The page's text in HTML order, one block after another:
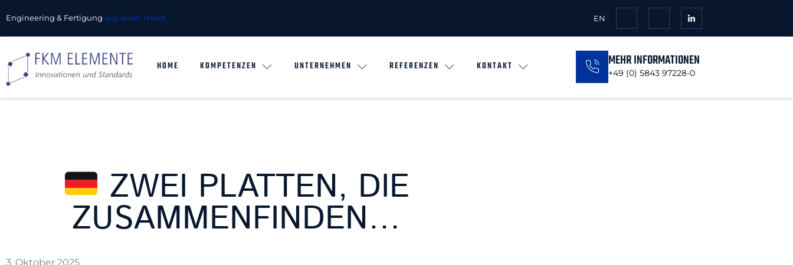
Engineering & Fertigung aus einer Hand EN
HOME KOMPETENZEN UNTERNEHMEN REFERENZEN KONTAKT MEHR INFORMATIONEN
+49 (0) 5843 97228-0
ZWEI PLATTEN, DIE
ZUSAMMENFINDEN…
3. Oktober 2025